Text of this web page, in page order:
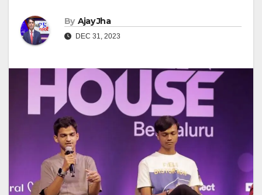
By Ajay Jha
DEC 31, 2023